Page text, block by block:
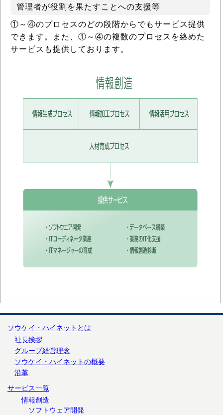
管理者が役割を果たすことへの支援等
①～④のプロセスのどの段階からでもサービス提供
できます。また、①～④の複数のプロセスを絡めた
サービスも提供しております。
ソウケイ・ハイネットとは
社長挨拶
グループ経営理念
ソウケイ・ハイネットの概要
沿革
サービス一覧
情報創造
ソフトウェア開発